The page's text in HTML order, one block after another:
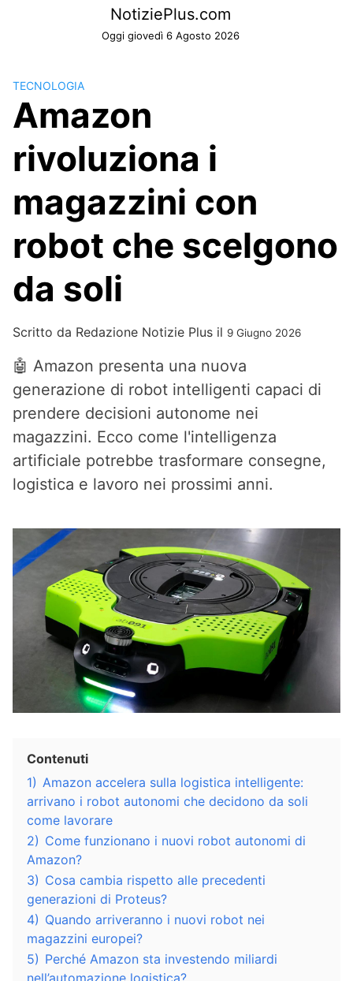
NotiziePlus.com
Oggi giovedì 6 Agosto 2026
TECNOLOGIA
Amazon
rivoluziona i
magazzini con
robot che scelgono
da soli
Scritto da Redazione Notizie Plus il 9 Giugno 2026
🤖 Amazon presenta una nuova
generazione di robot intelligenti capaci di
prendere decisioni autonome nei
magazzini. Ecco come l'intelligenza
artificiale potrebbe trasformare consegne,
logistica e lavoro nei prossimi anni.
Contenuti
1) Amazon accelera sulla logistica intelligente:
arrivano i robot autonomi che decidono da soli
come lavorare
2) Come funzionano i nuovi robot autonomi di
Amazon?
3) Cosa cambia rispetto alle precedenti
generazioni di Proteus?
4) Quando arriveranno i nuovi robot nei
magazzini europei?
5) Perché Amazon sta investendo miliardi
nell’automazione logistica?